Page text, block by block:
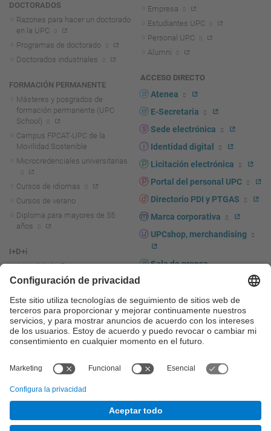
DOCTORADOS
Razones para hacer un doctorado
en la UPC
Programas de doctorado
Doctorados industriales
FORMACIÓN PERMANENTE
Másteres y posgrados de
formación permanente (UPC
School)
Campus FPCAT-UPC de la
Movilidad Sostenible
Microcredenciales universitarias
Cursos de idiomas
Cursos de verano
Diploma para mayores de 55
años
I+D+i
Actualidad I+D+I
La investigación en la UPC
Fomento y apoyo a la
investigación
La transferencia, el
emprendimiento y la innovación
en la UPC
transferencia, el emprendimiento
Servicios a las empresas
Servicios Científico-técnicos
Empresa
Estudiantes UPC
Personal UPC
Alumni
ACCESO DIRECTO
Atenea
E-Secretaria
Sede electrónica
Identidad digital
Licitación electrónica
Portal del personal UPC
Directorio PDI y PTGAS
Marca corporativa
UPCshop, merchandising
Sala de prensa